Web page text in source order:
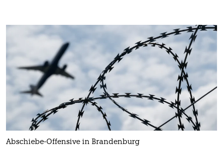
Abschiebe-Offensive in Brandenburg